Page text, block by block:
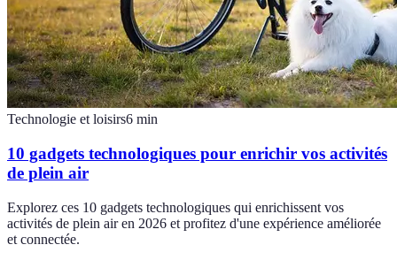
Technologie et loisirs6 min
10 gadgets technologiques pour enrichir vos activités
de plein air
Explorez ces 10 gadgets technologiques qui enrichissent vos
activités de plein air en 2026 et profitez d'une expérience améliorée
et connectée.